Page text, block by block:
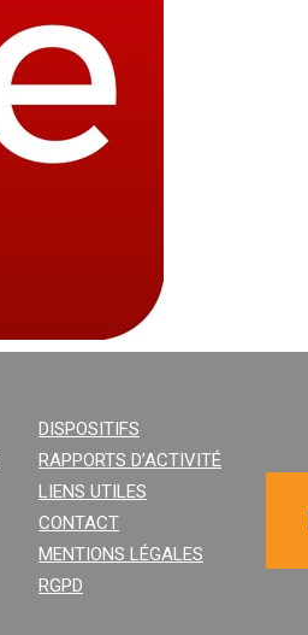
DISPOSITIFS
RAPPORTS D’ACTIVITÉ
LIENS UTILES
CONTACT
MENTIONS LÉGALES
RGPD